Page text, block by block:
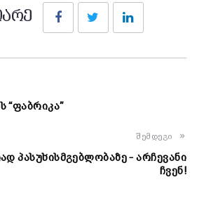
FacebookTwitter
“ფაბრიკა”
შემდეგი
პასუხისმგებლობაზე – არჩევანი
ჩვენ!